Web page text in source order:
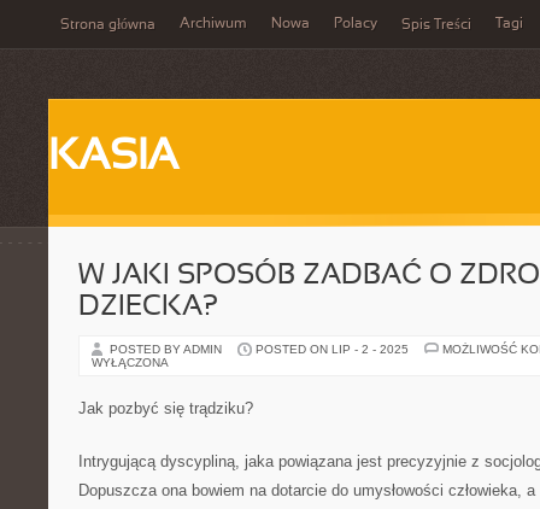
Strona główna Archiwum Nowa Polacy Spis Treści Tagi
KASIA
W JAKI SPOSÓB ZADBAĆ O
DZIECKA?
POSTED BY ADMIN POSTED ON LIP - 2 - 2025
MOŻLIWOŚĆ
WYŁĄCZONA
Jak pozbyć się trądziku?
Intrygującą dyscypliną, jaka powiązana jest precyzyjnie z
Dopuszcza ona bowiem na dotarcie do umysłowości człowieka,